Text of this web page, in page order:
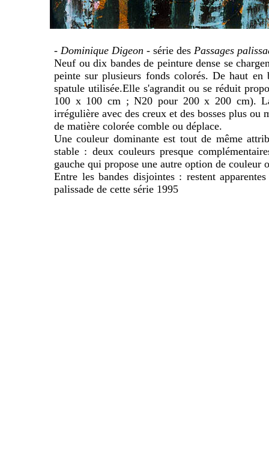
- Dominique Digeon - série des Passages
Neuf ou dix bandes de peinture dense se
peinte sur plusieurs fonds colorés. De haut
spatule utilisée.Elle s'agrandit ou se réduit
100 x 100 cm ; N20 pour 200 x 200 cm).
irrégulière avec des creux et des bosses plus ou
de matière colorée comble ou déplace.
Une couleur dominante est tout de même
stable : deux couleurs presque
gauche qui propose une autre option de couleur
Entre les bandes disjointes : restent
palissade de cette série 1995